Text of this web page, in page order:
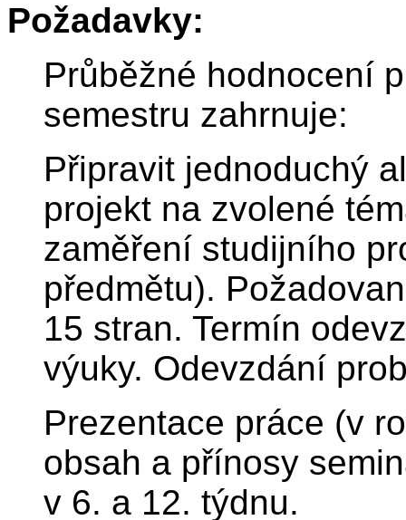
Požadavky:
Průběžné hodnocení
semestru zahrnuje:
Připravit jednoduchý
projekt na zvolené
zaměření studijního
předmětu).
15 stran. Termín
výuky. Odevzdání
Prezentace práce (v
obsah a přínosy
v 6. a 12. týdnu.